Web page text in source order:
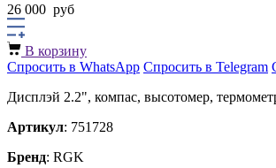
26 000 руб
В корзину
Спросить в WhatsApp Спросить в Telegram
Дисплэй 2.2", компас, высотомер,
Артикул: 751728
Бренд: RGK